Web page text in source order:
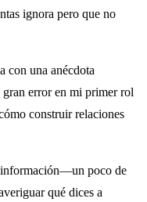
ignora pero que no
con una anécdota
error en mi primer rol
construir relaciones
información—un poco de
qué dices a